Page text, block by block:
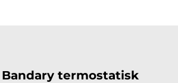
termostatisk